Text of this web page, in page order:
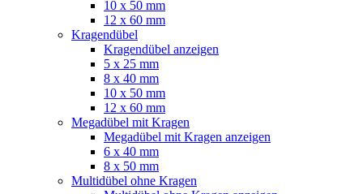
10 x 50 mm
12 x 60 mm
Kragendübel
Kragendübel anzeigen
5 x 25 mm
8 x 40 mm
10 x 50 mm
12 x 60 mm
Megadübel mit Kragen
Megadübel mit Kragen anzeigen
6 x 40 mm
8 x 50 mm
Multidübel ohne Kragen